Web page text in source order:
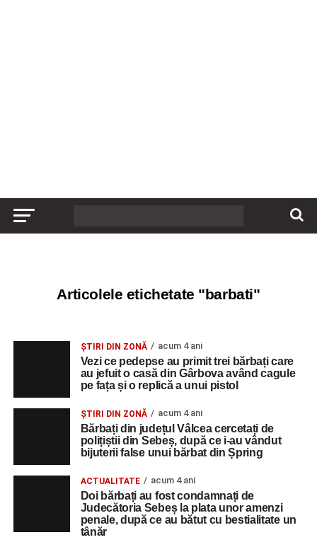
Articolele etichetate "barbati"
ȘTIRI DIN ZONĂ acum 4 ani
Vezi ce pedepse au primit trei bărbați care
au jefuit o casă din Gârbova având cagule
pe fața și o replică a unui pistol
ȘTIRI DIN ZONĂ acum 4 ani
Bărbați din județul Vâlcea cercetați de
polițiștii din Sebeș, după ce i-au vândut
bijuterii false unui bărbat din Șpring
ACTUALITATE acum 4 ani
Doi bărbați au fost condamnați de
Judecătoria Sebeș la plata unor amenzi
penale, după ce au bătut cu bestialitate un
tânăr